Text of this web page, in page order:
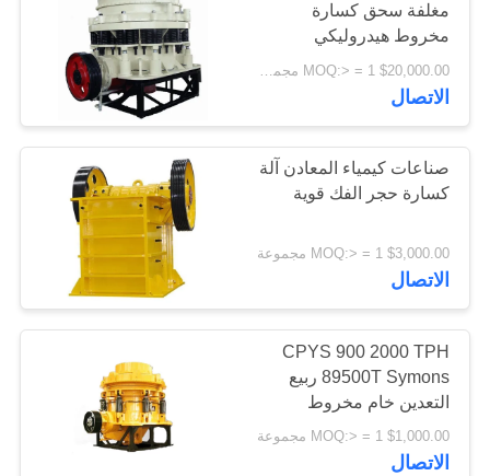
اتصل
أخبار
اطلب
خريطة
الموقع
PRIVACY
POLICY
المسبوكات
والمطروقات
255
الفرن الدوار للاسمنت
77
مغلفة سحق كسارة
مخروط هيدروليكي
الاتصال
صناعات كيمياء المعادن آلة
كسارة حجر الفك قوية
$3,000.00 MOQ:> = 1 مجموعة
الاتصال
CPYS 900 2000 TPH
89500T Symons ربيع
التعدين خام مخروط
محطم
$1,000.00 MOQ:> = 1 مجموعة
الاتصال